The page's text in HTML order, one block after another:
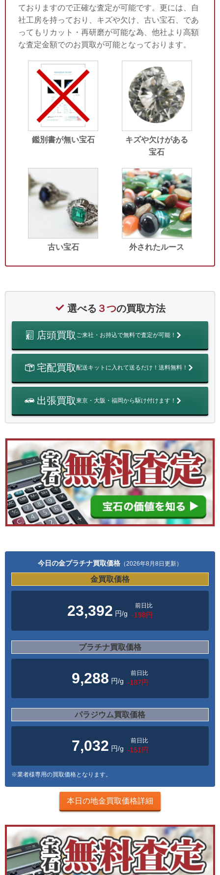
ておりますので正確な査定が可能です。更には、自
社工房を持っており、キズや欠け、古い宝石、であ
ってもリカット・再研磨が可能な為、他社より高額
な査定金額でのお買取が可能となっております。
鑑別書が無い宝石
キズや欠けがある
宝石
古い宝石 外されたルース
選べる ３つの買取方法
店頭買取 ご来社・お持込で無料で査定が可能！
宅配買取配送キットに入れて送るだけ！送料無料！
出張買取東京・大阪・福岡から駆け付けます！
今日の金プラチナ買取価格 （2026年8月8日更新）
金買取価格
23,392 円/g
前日比
-198円
プラチナ買取価格
9,288 円/g
前日比
-187円
パラジウム買取価格
7,032 円/g
前日比
-151円
※業者様専用の買取価格となります。
本日の地金買取価格詳細